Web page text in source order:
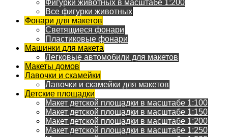
Фигурки животных в масштабе 1:200
Все фигурки животных
Фонари для макетов
Светящиеся фонари
Пластиковые фонари
Машинки для макета
Легковые автомобили для макетов
Макеты домов
Лавочки и скамейки
Лавочки и скамейки для макетов
Детские площадки
Макет детской площадки в масштабе 1:100
Макет детской площадки в масштабе 1:150
Макет детской площадки в масштабе 1:200
Макет детской площадки в масштабе 1:250